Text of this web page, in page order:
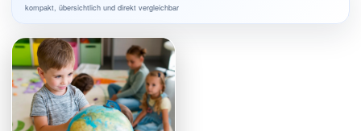
kompakt, übersichtlich und direkt vergleichbar